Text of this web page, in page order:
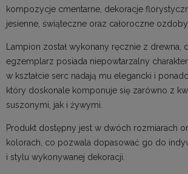
kompozycje cmentarne, dekoracje
jesienne, świąteczne oraz całoroczne
Lampion został wykonany ręcznie z drewna,
egzemplarz posiada niepowtarzalny
w kształcie serc nadają mu elegancki i
który doskonale komponuje się zarówno z
suszonymi, jak i żywymi.
Produkt dostępny jest w dwóch rozmiarach
kolorach, co pozwala dopasować go do
i stylu wykonywanej dekoracji.